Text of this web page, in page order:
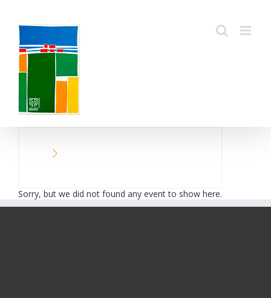
contenu
Sorry, but we did not found any event to show here.